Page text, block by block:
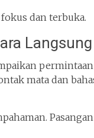
dan terbuka.
Langsung
permintaan
mata dan